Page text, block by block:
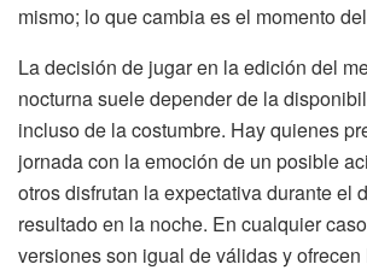
mismo; lo que cambia es el momento
La decisión de jugar en la edición del
nocturna suele depender de la
incluso de la costumbre. Hay quienes
jornada con la emoción de un posible
otros disfrutan la expectativa durante el
resultado en la noche. En cualquier
versiones son igual de válidas y